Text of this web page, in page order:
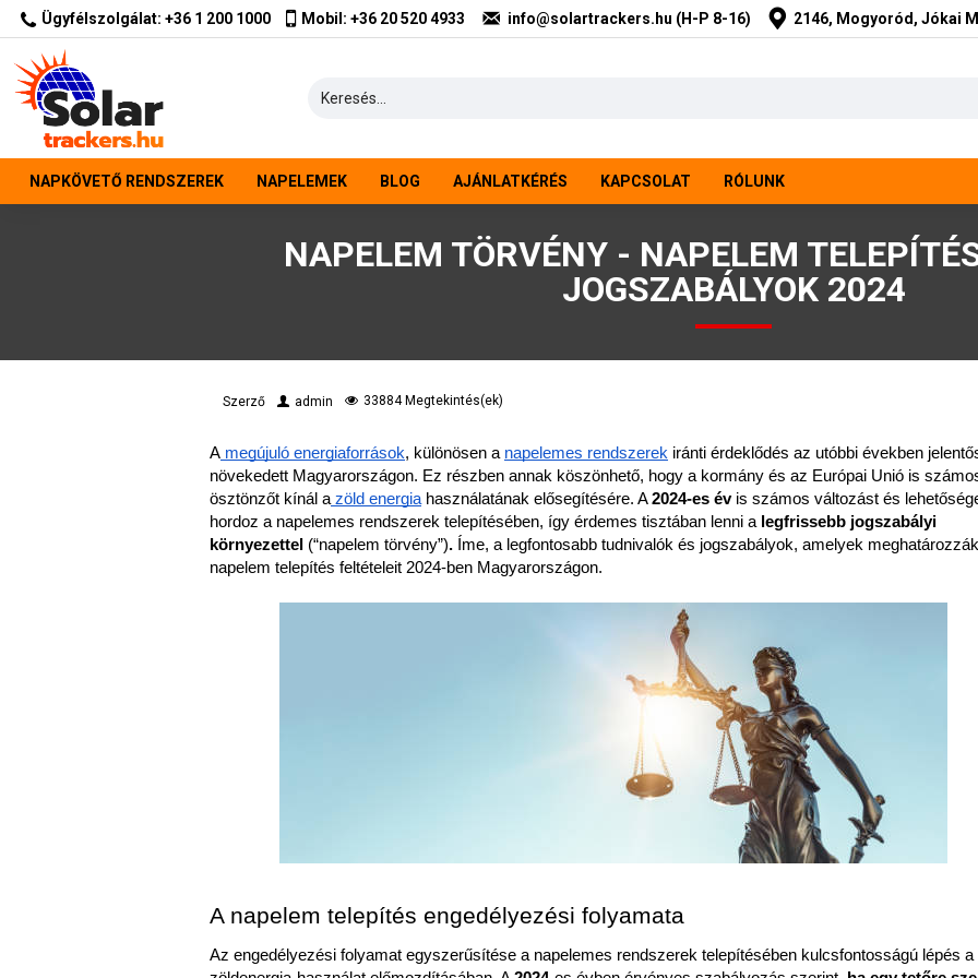
Ügyfélszolgálat: +36 1 200 1000 Mobil: +36 20 520 4933 info@solartrackers.hu (H-P 8-16) 2146, Mogyoród, Jókai
NAPKÖVETŐ RENDSZEREK NAPELEMEK BLOG AJÁNLATKÉRÉS KAPCSOLAT RÓLUNK
NAPELEM TÖRVÉNY - NAPELEM
JOGSZABÁLYOK 2024
Szerző admin 33884 Megtekintés(ek)
A megújuló energiaforrások, különösen a napelemes rendszerek iránti érdeklődés az utóbbi években
növekedett Magyarországon. Ez részben annak köszönhető, hogy a kormány és az Európai Unió is
ösztönzőt kínál a zöld energia használatának elősegítésére. A 2024-es év is számos változást és
hordoz a napelemes rendszerek telepítésében, így érdemes tisztában lenni a legfrissebb jogszabályi
környezettel (“napelem törvény”). Íme, a legfontosabb tudnivalók és jogszabályok, amelyek
napelem telepítés feltételeit 2024-ben Magyarországon.
A napelem telepítés engedélyezési folyamata
Az engedélyezési folyamat egyszerűsítése a napelemes rendszerek telepítésében kulcsfontosságú lépés a